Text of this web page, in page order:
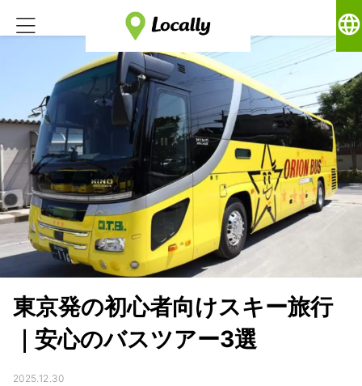
language
東京発の初心者向けスキー旅行
｜安心のバスツアー3選
2025.12.30